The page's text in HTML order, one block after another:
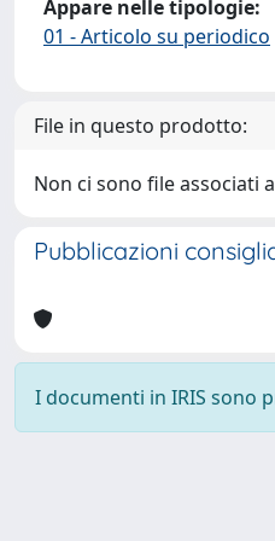
Appare nelle tipologie:
01 - Articolo su periodico
File in questo prodotto:
Non ci sono file associati
Pubblicazioni
I documenti in IRIS sono